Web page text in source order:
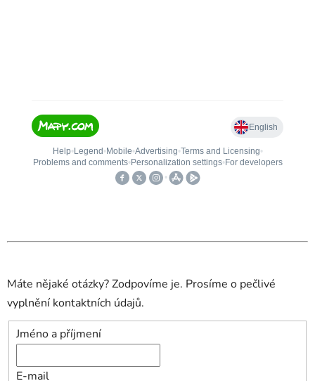
Máte nějaké otázky? Zodpovíme je. Prosíme o pečlivé
vyplnění kontaktních údajů.
Jméno a příjmení
E-mail